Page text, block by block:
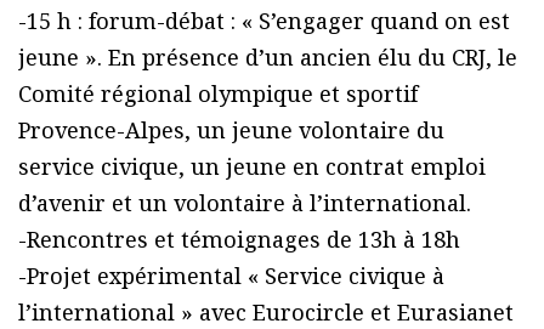
-15 h : forum-débat : « S’engager quand on est
jeune ». En présence d’un ancien élu du CRJ, le
Comité régional olympique et sportif
Provence-Alpes, un jeune volontaire du
service civique, un jeune en contrat emploi
d’avenir et un volontaire à l’international.
-Rencontres et témoignages de 13h à 18h
-Projet expérimental « Service civique à
l’international » avec Eurocircle et Eurasianet